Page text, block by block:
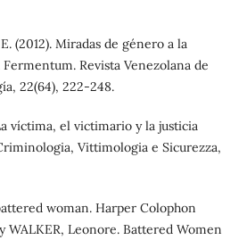
(2012). Miradas de género a la
Revista Venezolana de
22(64), 222-248.
víctima, el victimario y la justicia
Vittimologia e Sicurezza,
woman. Harper Colophon
WALKER, Leonore. Battered Women